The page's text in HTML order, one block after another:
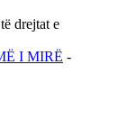
drejtat e
I MIRË -